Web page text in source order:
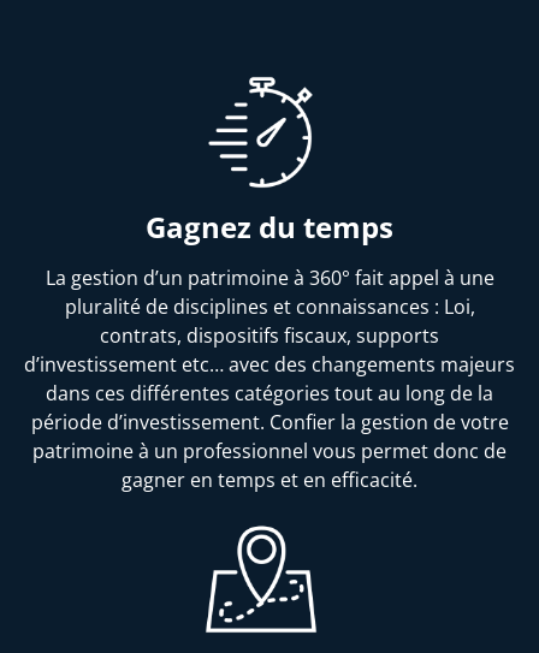
Gagnez du temps
La gestion d’un patrimoine à 360° fait appel à une
pluralité de disciplines et connaissances : Loi,
contrats, dispositifs fiscaux, supports
d’investissement etc… avec des changements majeurs
dans ces différentes catégories tout au long de la
période d’investissement. Confier la gestion de votre
patrimoine à un professionnel vous permet donc de
gagner en temps et en efficacité.